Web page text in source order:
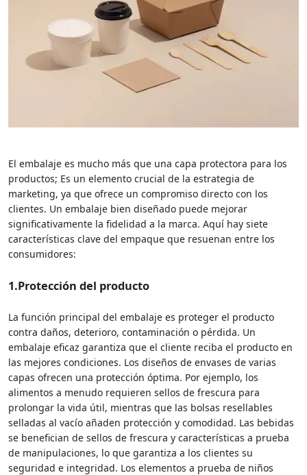
El embalaje es mucho más que una capa protectora para los
productos; Es un elemento crucial de la estrategia de
marketing, ya que ofrece un compromiso directo con los
clientes. Un embalaje bien diseñado puede mejorar
significativamente la fidelidad a la marca. Aquí hay siete
características clave del empaque que resuenan entre los
consumidores:
1.Protección del producto
La función principal del embalaje es proteger el producto
contra daños, deterioro, contaminación o pérdida. Un
embalaje eficaz garantiza que el cliente reciba el producto en
las mejores condiciones. Los diseños de envases de varias
capas ofrecen una protección óptima. Por ejemplo, los
alimentos a menudo requieren sellos de frescura para
prolongar la vida útil, mientras que las bolsas resellables
selladas al vacío añaden protección y comodidad. Las bebidas
se benefician de sellos de frescura y características a prueba
de manipulaciones, lo que garantiza a los clientes su
seguridad e integridad. Los elementos a prueba de niños